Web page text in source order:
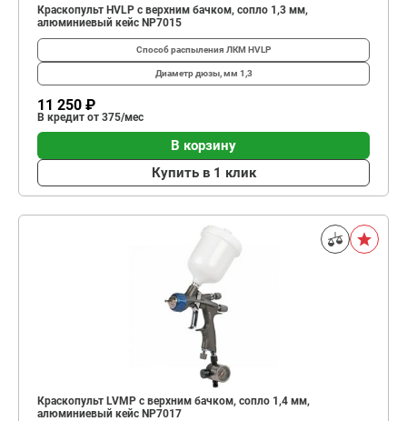
Краскопульт HVLP с верхним бачком, сопло 1,3 мм,
алюминиевый кейс NP7015
Способ распыления ЛКМ HVLP
Диаметр дюзы, мм 1,3
11 250 ₽
В кредит от 375/мес
В корзину
Купить в 1 клик
Краскопульт LVMP с верхним бачком, сопло 1,4 мм,
алюминиевый кейс NP7017